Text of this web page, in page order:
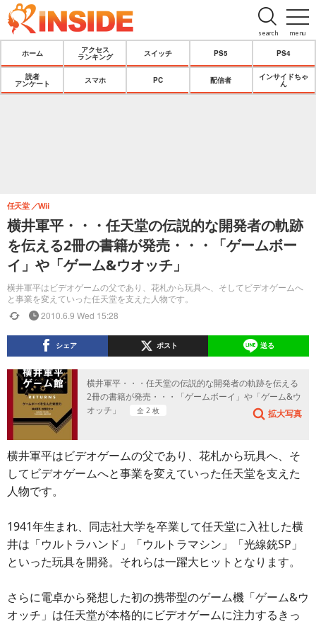
menu
search
ホーム
アクセス
ランキング
スイッチ PS5 PS4
読者
アンケート
スマホ PC 配信者
インサイドちゃ
ん
横井軍平・・・任天堂の伝説的な開発者の軌跡
を伝える2冊の書籍が発売・・・「ゲームボー
イ」や「ゲーム&ウオッチ」
横井軍平はビデオゲームの父であり、花札から玩具へ、そしてビデオゲームへ
と事業を変えていった任天堂を支えた人物です。
任天堂 Wii
2010.6.9 Wed 15:28
シェア ポスト 送る
横井軍平・・・任天堂の伝説的な開発者の軌跡を伝える
2冊の書籍が発売・・・「ゲームボーイ」や「ゲーム&ウ
オッチ」
全 2 枚 拡大写真
横井軍平はビデオゲームの父であり、花札から玩具へ、そ
してビデオゲームへと事業を変えていった任天堂を支えた
人物です。
1941年生まれ、同志社大学を卒業して任天堂に入社した横
井は「ウルトラハンド」「ウルトラマシン」「光線銃SP」
といった玩具を開発。それらは一躍大ヒットとなります。
さらに電卓から発想した初の携帯型のゲーム機「ゲーム&ウ
オッチ」は任天堂が本格的にビデオゲームに注力するきっ